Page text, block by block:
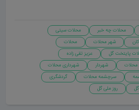
محلات چه خبر
محلات سیتی
شهر محلات
محلات
پایتخت گل
عزیز تقی زاده
محلات
شهردار
شهرداری محلات
سرچشمه محلات
گردشگری
روز ملی گل